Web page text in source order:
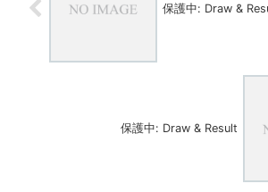
保護中: Draw &
保護中: Draw & Result